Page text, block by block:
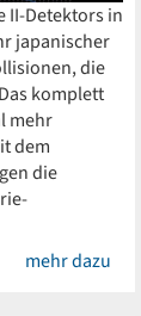
II-Detektors in
japanischer
die
komplett
mehr
dem
die
mehr dazu